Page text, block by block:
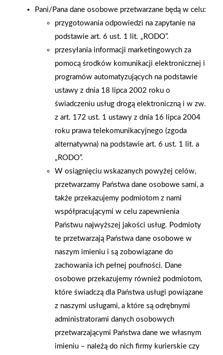
2005-08-27
Dożynki w firmie Nova
Gips
2005-08-27
udziałem składu
Standard
Pani/Pana dane osobowe przetwarzane będą w celu:
przygotowania odpowiedzi na zapytanie na
podstawie art. 6 ust. 1 lit. „RODO”.
przesyłania informacji marketingowych za
pomocą środków komunikacji elektronicznej i
programów automatyzujących na podstawie
ustawy z dnia 18 lipca 2002 roku o
świadczeniu usług drogą elektroniczną i w zw.
z art. 172 ust. 1 ustawy z dnia 16 lipca 2004
roku prawa telekomunikacyjnego (zgoda
alternatywna) na podstawie art. 6 ust. 1 lit. a
„RODO”.
W osiągnięciu wskazanych powyżej celów,
przetwarzamy Państwa dane osobowe sami, a
także przekazujemy podmiotom z nami
współpracującymi w celu zapewnienia
Państwu najwyższej jakości usług. Podmioty
te przetwarzają Państwa dane osobowe w
naszym imieniu i są zobowiązane do
zachowania ich pełnej poufności. Dane
osobowe przekazujemy również podmiotom,
które świadczą dla Państwa usługi powiązane
z naszymi usługami, a które są odrębnymi
administratorami danych osobowych
przetwarzającymi Państwa dane we własnym
imieniu – należą do nich firmy kurierskie czy